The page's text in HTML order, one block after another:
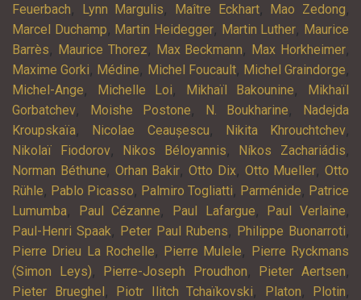
Feuerbach, Lynn Margulis, Maître Eckhart, Mao Zedong,
Marcel Duchamp, Martin Heidegger, Martin Luther, Maurice
Barrès, Maurice Thorez, Max Beckmann, Max Horkheimer,
Maxime Gorki, Médine, Michel Foucault, Michel Graindorge,
Michel-Ange, Michelle Loi, Mikhaïl Bakounine,
Mikhaïl
Gorbatchev, Moishe Postone, N. Boukharine,
Nadejda
Kroupskaïa, Nicolae Ceaușescu, Nikita Khrouchtchev,
Nikolaï Fiodorov, Nikos Béloyannis, Níkos Zachariádis,
Norman Béthune, Orhan Bakir, Otto Dix, Otto Mueller, Otto
Rühle, Pablo Picasso, Palmiro Togliatti, Parménide, Patrice
Lumumba, Paul Cézanne, Paul Lafargue, Paul Verlaine,
Paul-Henri Spaak, Peter Paul Rubens, Philippe Buonarroti,
Pierre Drieu La Rochelle, Pierre Mulele,
Pierre Ryckmans
(Simon Leys), Pierre-Joseph Proudhon, Pieter Aertsen,
Pieter Brueghel , Piotr Ilitch Tchaïkovski, Platon, Plotin,